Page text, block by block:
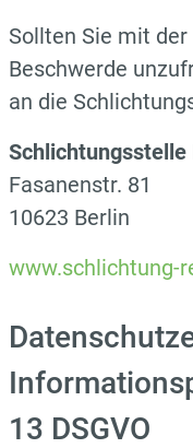
Sollten Sie mit
Beschwerde
an die
Schlichtungsstelle
Fasanenstr. 81
10623 Berlin
www.schlichtung-
13 DSGVO